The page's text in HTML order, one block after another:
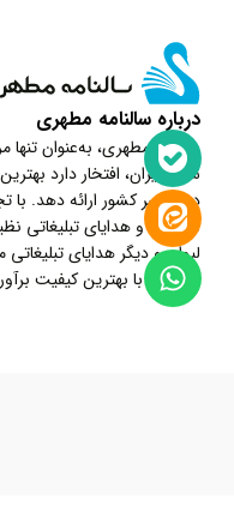
درباره سالنامه مطهری
سالنامه مطهری، به‌عنوان
شمال ایران، افتخار دارد
در سراسر کشور ارائه دهد.
سررسید و هدایای تبلیغاتی
لیوان و دیگر هدایای
کارتان را با بهترین کیفیت